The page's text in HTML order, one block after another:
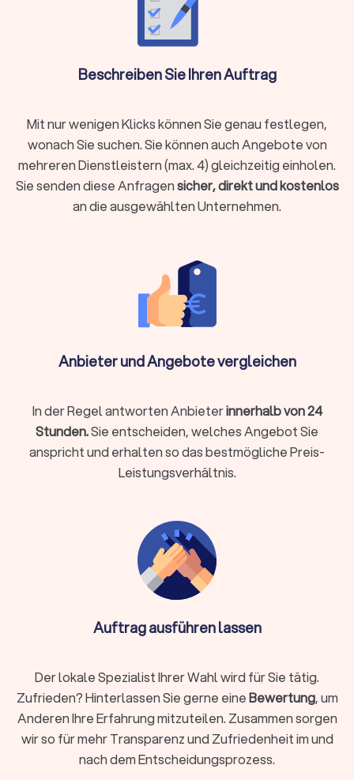
Was kostet ein Dachdecker in Steinhagen
(Nordrhein-Westfalen)?
Dachdecker-Kostenvariieren je nach Projektumfang und
Günstige DachdeckerbietenStundensätze ab 40 €
während spezialisierte Dachdeckerfirmen bis zu 80 € pro
Kostenfaktoren bei Dachdeckerarbeiten
Art der Arbeiten:Dachreinigung ist günstiger als Ihr Dach
neu zu decken
Materialwahl:Von Standardziegeln bis zu Premium-
Einzelreparaturen vs.
Komplettmodernisierung
Dachbeschichtung oder Solaranlage-
Sie folgende Aspekte berücksichtigen:
Spezialisierung: Grundlegende Arbeiten im Dachbereich
bieten nahezu alle Dachdecker an. Spezialisierte
Dachdeckerfirmen bieten jedoch bei besonderen
Ansprüchen eine höhere Fachkompetenz – von
Gerade bei komplexen Dachkonstruktionen
und modernen Dachisolierungen spielt die Erfahrung
eine tragende Rolle. Dachdeckerbetriebe mit mehreren
Mitarbeitern oder Auszubildenden sind oft ein Beleg für
hohe Fachkompetenz und langjährige Erfahrung.
Unsere Bewertungen bei Trustlocal
zeigen Ihnen transparent die Meinung anderer Kunden
des jeweiligen Dachdeckers in Ihrer Region. Die
Auftraggebern und beruhen auf abgeschlossenen
Projekten.
Dachdecker-Services nach Bedarf filtern
Zudem bieten wir Ihnen die Möglichkeit, Dachdecker gezielt
Beschreiben Sie Ihren Auftrag
Mit nur wenigen Klicks können Sie genau festlegen,
wonach Sie suchen. Sie können auch Angebote von
mehreren Dienstleistern (max. 4) gleichzeitig einholen.
Sie senden diese Anfragensicher, direkt und kostenlos
an die ausgewählten Unternehmen.
Anbieter und Angebote vergleichen
In der Regel antworten Anbieterinnerhalb von 24
Stunden.Sie entscheiden, welches Angebot Sie
anspricht und erhalten so das bestmögliche Preis-
Leistungsverhältnis.
Auftrag ausführen lassen
Der lokale Spezialist Ihrer Wahl wird für Sie tätig.
Zufrieden? Hinterlassen Sie gerne eineBewertung, um
Anderen Ihre Erfahrung mitzuteilen. Zusammen sorgen
wir so für mehr Transparenz und Zufriedenheit im und
nach dem Entscheidungsprozess.